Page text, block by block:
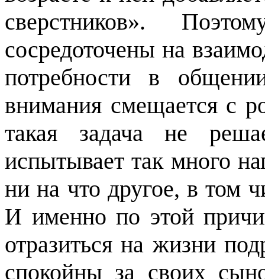
сверстников».
сосредоточены на
потребности в
внимания смещается с
такая задача не
испытывает так много
ни на что другое, в том
И именно по этой
отразиться на жизни
спокойны за своих